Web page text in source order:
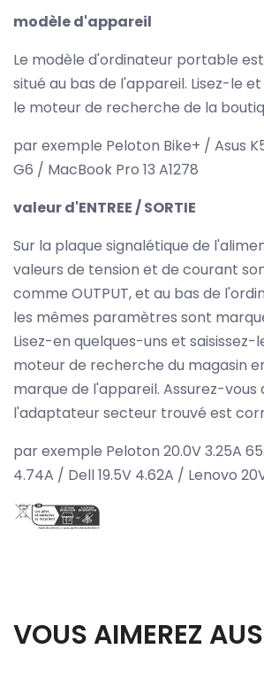
modèle d'appareil
Le modèle d'ordinateur portable
situé au bas de l'appareil. Lisez-le
le moteur de recherche de la
par exemple Peloton Bike+ / Asus
G6 / MacBook Pro 13 A1278
valeur d'ENTREE / SORTIE
Sur la plaque signalétique de
valeurs de tension et de courant
comme OUTPUT, et au bas de
les mêmes paramètres sont
Lisez-en quelques-uns et saisissez-
moteur de recherche du magasin
marque de l'appareil. Assurez-vous
l'adaptateur secteur trouvé est
par exemple Peloton 20.0V 3.25A
4.74A / Dell 19.5V 4.62A / Lenovo
VOUS AIMEREZ